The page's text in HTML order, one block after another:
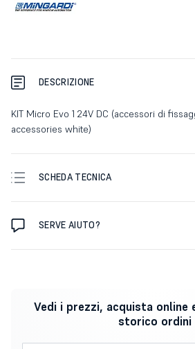
DESCRIZIONE
KIT Micro Evo 1 24V DC (accessori di
accessories white)
SCHEDA TECNICA
SERVE AIUTO?
Vedi i prezzi, acquista
storico ordini